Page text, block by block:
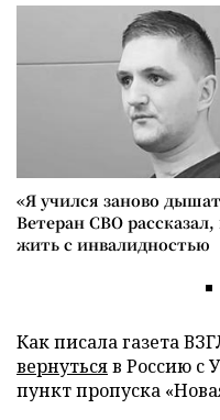
«Я учился заново
Ветеран СВО рассказал,
жить с инвалидностью
Как писала газета
вернутьсяв Россию с
пункт пропуска